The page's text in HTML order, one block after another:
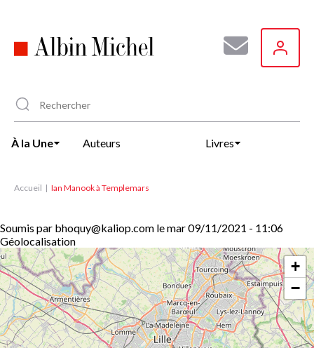
principal
À la Une Auteurs Livres
Accueil Ian Manook à Templemars
Soumis par bhoquy@kaliop.com lemar 09/11/2021 - 11:06
Géolocalisation
+
−